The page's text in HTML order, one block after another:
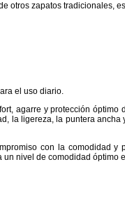
otros zapatos tradicionales,
el uso diario.
agarre y protección óptimo
la ligereza, la puntera
con la comodidad y
nivel de comodidad óptimo